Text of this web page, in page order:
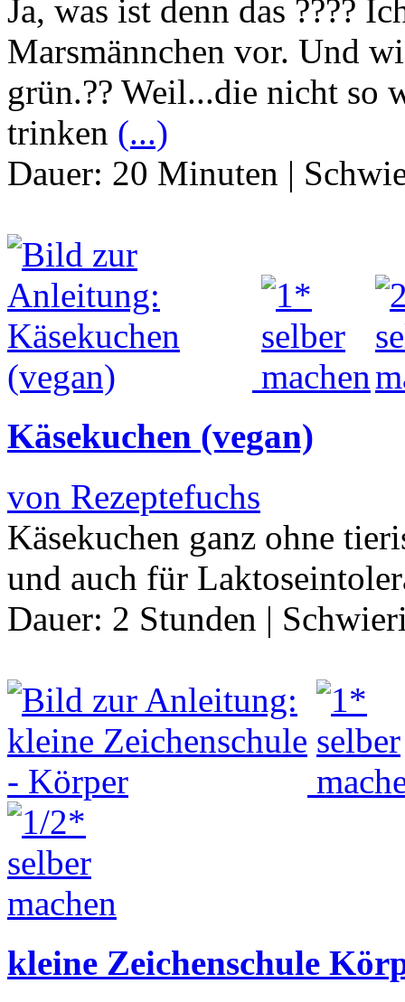
Ja, was ist denn das ????
Marsmännchen vor. Und
grün.?? Weil...die nicht so
trinken (...)
Dauer: 20 Minuten |
Käsekuchen (vegan)
von Rezeptefuchs
Käsekuchen ganz ohne
und auch für
Dauer: 2 Stunden |
kleine Zeichenschule